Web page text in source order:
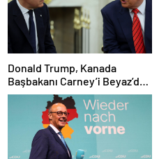
Donald Trump, Kanada
Başbakanı Carney’i Beyaz’da
ağırladı